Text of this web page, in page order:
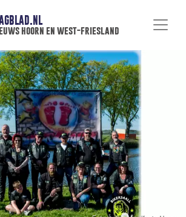
hoorn en west-friesland